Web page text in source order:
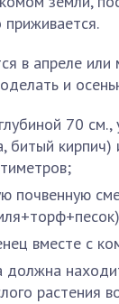
в апреле или
и
70 см.,
битый кирпич)
почвенную
вместе с
должна
растения